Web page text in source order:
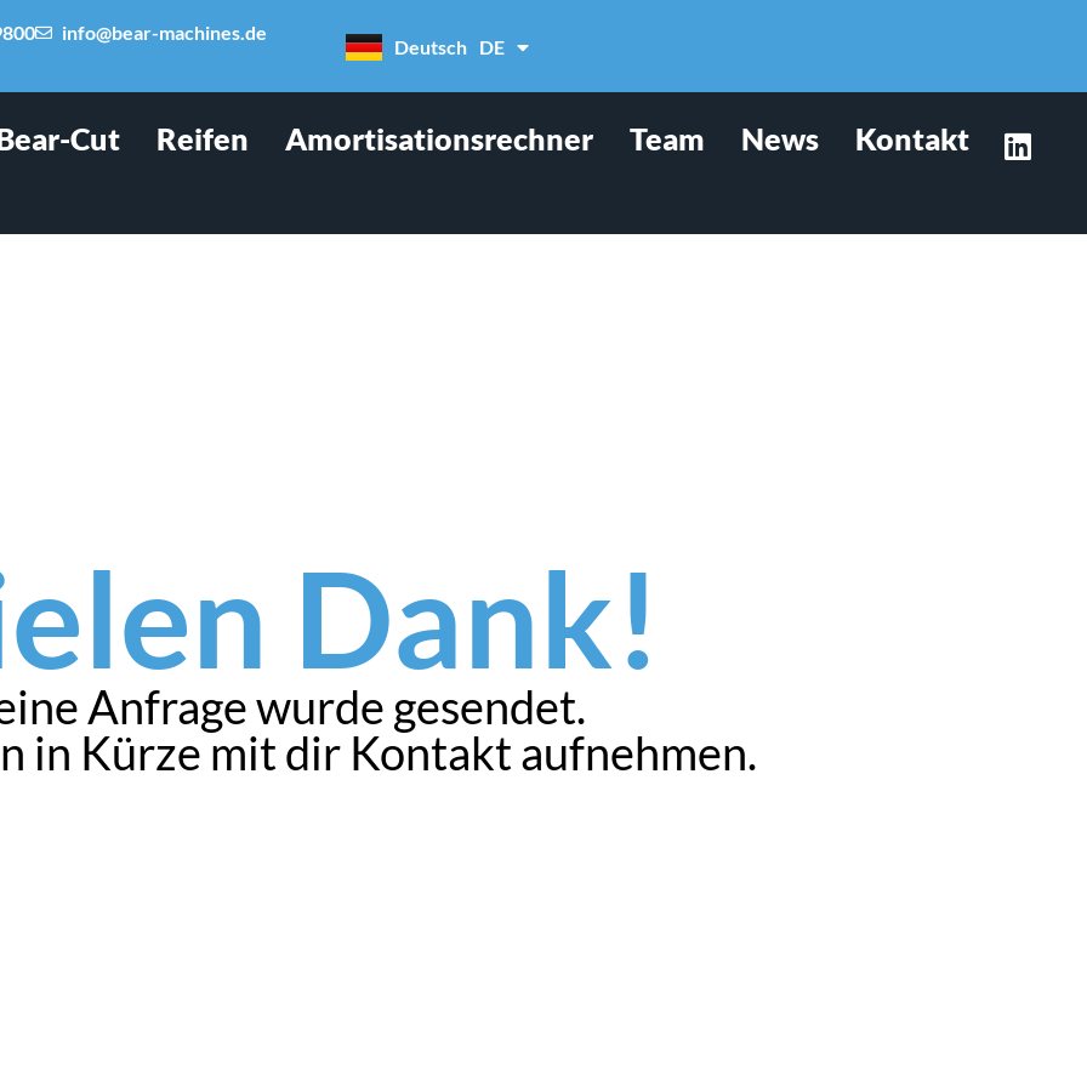
info@bear-machines.de
Deutsch DE
Italiano IT
Cut Reifen Amortisationsrechner Team News Kontakt
Dank!
Anfrage wurde gesendet.
in Kürze mit dir Kontakt aufnehmen.